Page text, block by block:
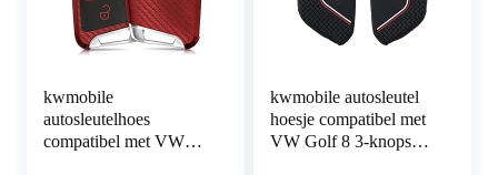
kwmobile
autosleutelhoes
compatibel met VW
kwmobile autosleutel
hoesje compatibel met
VW Golf 8 3-knops